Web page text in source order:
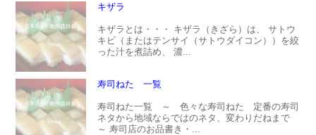
キザラ
キザラとは・・・ キザラ（きざら）は、 サトウ
キビ（またはテンサイ（サトウダイコン））を絞
った汁を煮詰め、 濃...
寿司ねた 一覧
寿司ねた一覧 ～ 色々な寿司ねた 定番の寿司
ネタから地域ならではのネタ、変わりだねまで
～ 寿司店のお品書き・...